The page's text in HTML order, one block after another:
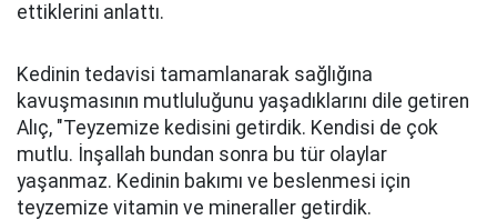
ettiklerini anlattı.
Kedinin tedavisi tamamlanarak sağlığına
kavuşmasının mutluluğunu yaşadıklarını dile getiren
Alıç, "Teyzemize kedisini getirdik. Kendisi de çok
mutlu. İnşallah bundan sonra bu tür olaylar
yaşanmaz. Kedinin bakımı ve beslenmesi için
teyzemize vitamin ve mineraller getirdik.